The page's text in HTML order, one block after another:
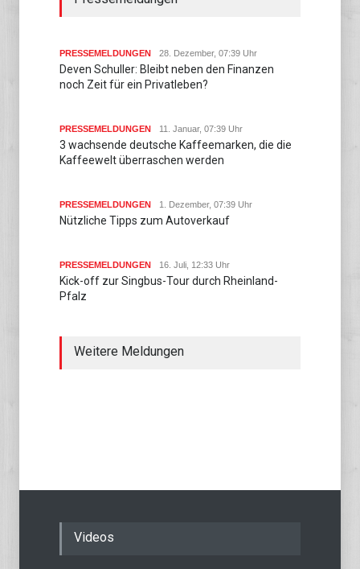
PRESSEMELDUNGEN 28. Dezember, 07:39 Uhr
Deven Schuller: Bleibt neben den Finanzen
noch Zeit für ein Privatleben?
PRESSEMELDUNGEN 11. Januar, 07:39 Uhr
3 wachsende deutsche Kaffeemarken, die die
Kaffeewelt überraschen werden
PRESSEMELDUNGEN 1. Dezember, 07:39 Uhr
Nützliche Tipps zum Autoverkauf
PRESSEMELDUNGEN 16. Juli, 12:33 Uhr
Kick-off zur Singbus-Tour durch Rheinland-
Pfalz
Weitere Meldungen
Videos